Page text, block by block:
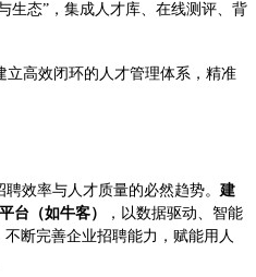
生态”，集成人才库、在线测评、背
高效闭环的人才管理体系，精准
效率与人才质量的必然趋势。 建
台（如牛客）
，以数据驱动、智能
断完善企业招聘能力，赋能用人